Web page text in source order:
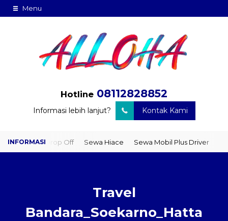
Menu
Hotline 08112828852
Informasi lebih lanjut? Kontak Kami
Drop Off Sewa Hiace Sewa Mobil Plus Driver Wisata
Travel
Bandara_Soekarno_Hatta